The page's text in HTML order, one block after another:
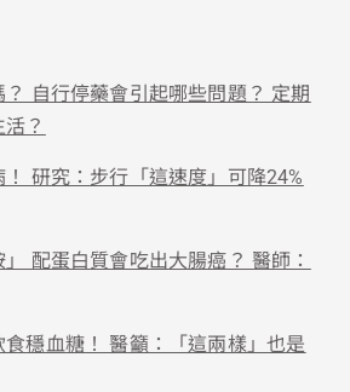
自行停藥會引起哪些問題？ 定期
？
！ 研究：步行「這速度」可降24%
配蛋白質會吃出大腸癌？ 醫師：
穩血糖！ 醫籲：「這兩樣」也是